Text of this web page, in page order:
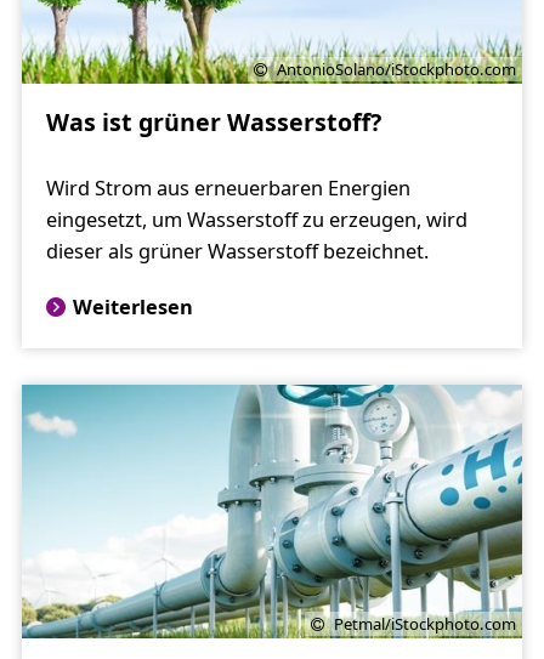
AntonioSolano/iStockphoto.com
Was ist grüner Wasserstoff?
Wird Strom aus erneuerbaren Energien
eingesetzt, um Wasserstoff zu erzeugen, wird
dieser als grüner Wasserstoff bezeichnet.
Weiterlesen
Petmal/iStockphoto.com